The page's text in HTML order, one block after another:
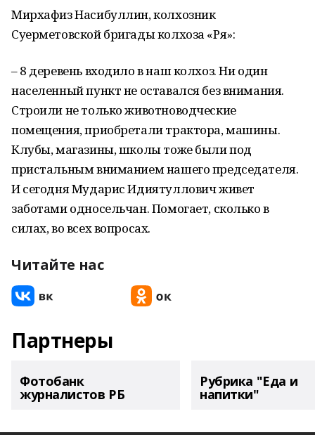
Мирхафиз Насибуллин, колхозник
Суерметовской бригады колхоза «Ря»:
– 8 деревень входило в наш колхоз. Ни один
населенный пункт не оставался без внимания.
Строили не только животноводческие
помещения, приобретали трактора, машины.
Клубы, магазины, школы тоже были под
пристальным вниманием нашего председателя.
И сегодня Мударис Идиятуллович живет
заботами односельчан. Помогает, сколько в
силах, во всех вопросах.
Читайте нас
Партнеры
Фотобанк
журналистов РБ
Рубрика "Еда и
напитки"